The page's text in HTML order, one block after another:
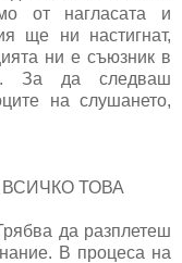
от нагласата и
ще ни настигнат,
ни е съюзник в
За да следваш
на слушането,
ТОВА
да разплетеш
В процеса на